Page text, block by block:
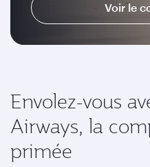
Voir le
Envolez-vous
Airways, la
primée